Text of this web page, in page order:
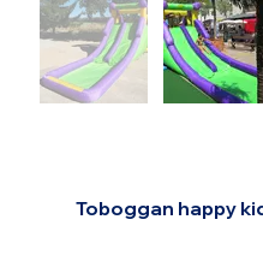
Toboggan happy